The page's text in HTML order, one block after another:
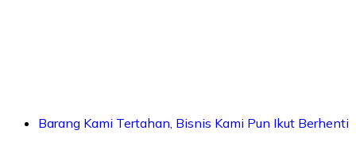
Barang Kami Tertahan, Bisnis Kami Pun Ikut Berhenti